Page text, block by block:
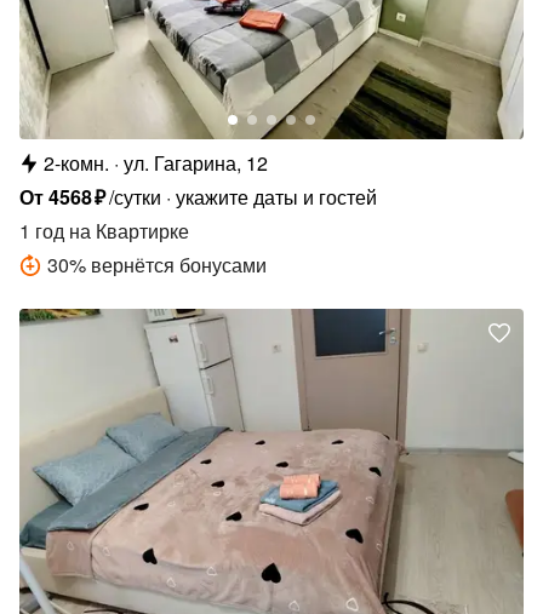
2-комн. ул. Гагарина, 12
От4568₽/сутки укажите даты и гостей
1 год на Квартирке
30% вернётся бонусами